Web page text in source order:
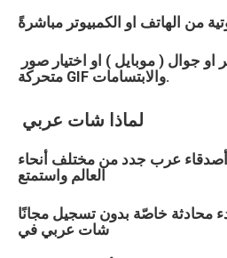
من الهاتف او الكمبيوتر مباشرةً
متحركة GIF والابتسامات.
لماذا شات عربي
عرب جدد من مختلف أنحاء
العالم واستمتع
محادثة خاصّة بدون تسجيل مجانًا
شات عربي في